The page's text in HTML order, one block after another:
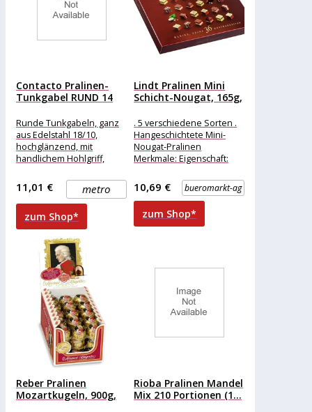
Contacto Pralinen-
Tunkgabel RUND 14
Runde Tunkgabeln, ganz
aus Edelstahl 18/10,
hochglänzend, mit
handlichem Hohlgriff,
hochqualitative
Ausführung
metro
11,01 €
zum Shop*
Lindt Pralinen Mini
Schicht-Nougat, 165g,
. 5 verschiedene Sorten .
Hangeschichtete Mini-
Nougat-Pralinen
Merkmale: Eigenschaft:
Geschenk weitere
Produktinformationen:
Inhalt: 165g, Sorten:
Mandel-Nuss-Nougat
Weißer
bueromarkt-ag
10,69 €
zum Shop*
Reber Pralinen
Mozartkugeln, 900g,
Rioba Pralinen Mandel
Mix 210 Portionen (1...